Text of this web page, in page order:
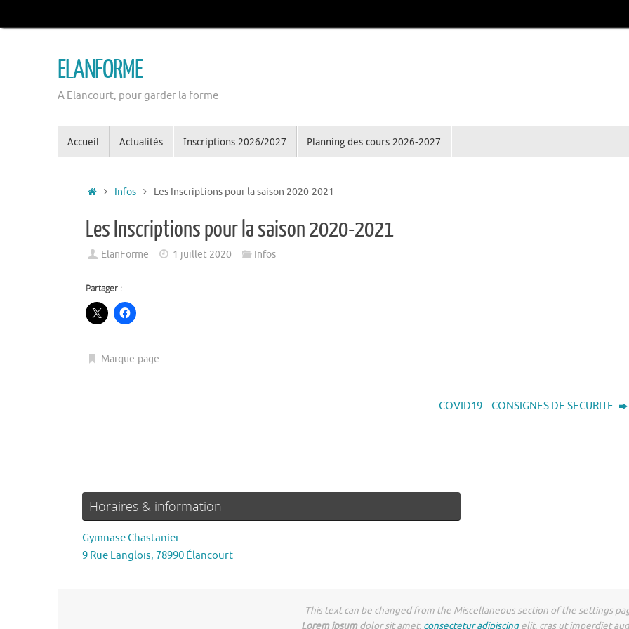
au
ELANFORME
A Elancourt, pour garder la forme
Accueil Actualités Inscriptions 2026/2027 Planning des cours 2026-2027
Accueil
Infos Les Inscriptions pour la saison 2020-2021
Les Inscriptions pour la saison 2020-2021
ElanForme 1 juillet 2020 Infos
Partager :
Marque-page.
COVID19 – CONSIGNES DE SECURITE
Horaires & information
Gymnase Chastanier
9 Rue Langlois, 78990 Élancourt
This text can be changed from the Miscellaneous section of the settings
Lorem ipsumdolor sit amet, consectetur adipiscingelit, cras ut imperdiet